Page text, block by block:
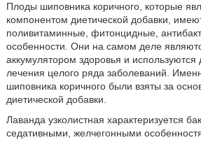
Плоды шиповника коричного, которые
компонентом диетической добавки,
поливитаминные, фитонцидные,
особенности. Они на самом деле
аккумулятором здоровья и
лечения целого ряда заболеваний.
шиповника коричного были взяты за
диетической добавки.
Лаванда узколистная характеризуется
седативными, желчегонными